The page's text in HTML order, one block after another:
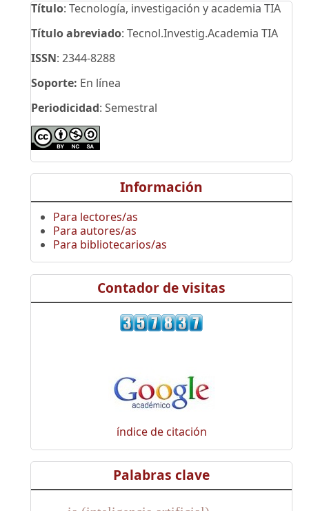
Título: Tecnología, investigación y academia TIA
Título abreviado: Tecnol.Investig.Academia TIA
ISSN: 2344-8288
Soporte: En línea
Periodicidad: Semestral
Información
Para lectores/as
Para autores/as
Para bibliotecarios/as
Contador de visitas
índice de citación
Palabras clave